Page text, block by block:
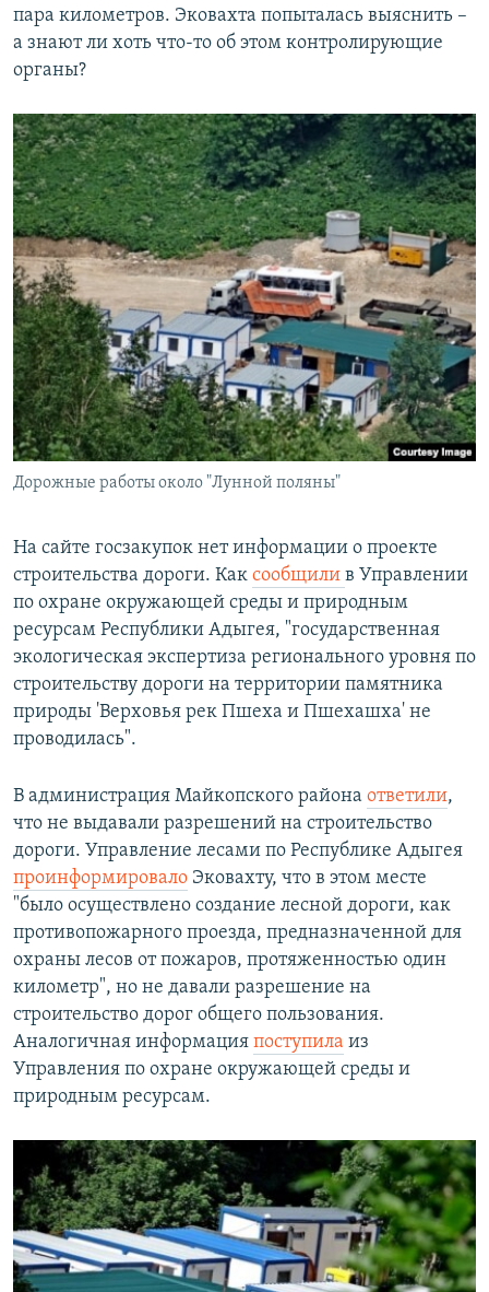
пара километров. Эковахта попыталась выяснить –
а знают ли хоть что-то об этом контролирующие
органы?
Дорожные работы около "Лунной поляны"
На сайте госзакупок нет информации о проекте
строительства дороги. Как сообщили в Управлении
по охране окружающей среды и природным
ресурсам Республики Адыгея, "государственная
экологическая экспертиза регионального уровня по
строительству дороги на территории памятника
природы 'Верховья рек Пшеха и Пшехашха' не
проводилась".
В администрация Майкопского района ответили,
что не выдавали разрешений на строительство
дороги. Управление лесами по Республике Адыгея
проинформировало Эковахту, что в этом месте
"было осуществлено создание лесной дороги, как
противопожарного проезда, предназначенной для
охраны лесов от пожаров, протяженностью один
километр", но не давали разрешение на
строительство дорог общего пользования.
Аналогичная информация поступила из
Управления по охране окружающей среды и
природным ресурсам.